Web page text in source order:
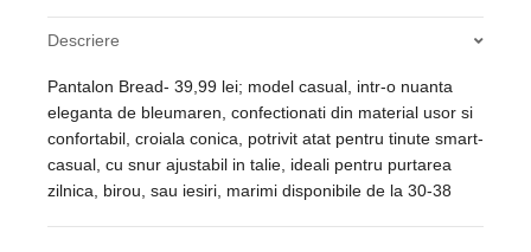
Descriere
Pantalon Bread- 39,99 lei; model casual, intr-o nuanta
eleganta de bleumaren, confectionati din material usor si
confortabil, croiala conica, potrivit atat pentru tinute smart-
casual, cu snur ajustabil in talie, ideali pentru purtarea
zilnica, birou, sau iesiri, marimi disponibile de la 30-38